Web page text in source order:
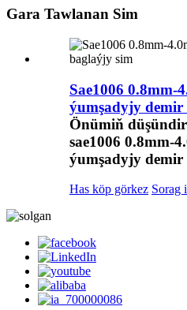
Gara Tawlanan Sim
Sae1006 0.8mm-
ýumşadyjy demir
Önümiň
sae1006 0.8mm-
ýumşadyjy demir
Has köp görkez Sorag